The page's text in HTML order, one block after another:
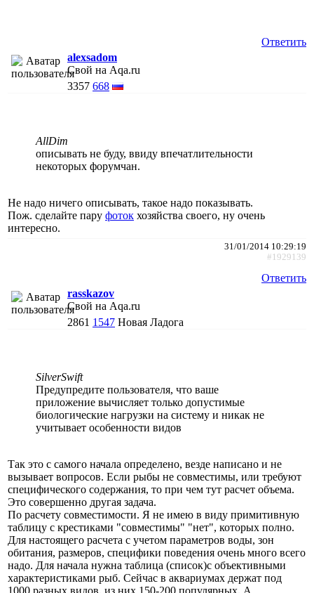
Ответить
alexsadom
Свой на Aqa.ru
3357 668
AllDim
описывать не буду, ввиду впечатлительности
некоторых форумчан.
Не надо ничего описывать, такое надо показывать.
Пож. сделайте пару фоток хозяйства своего, ну очень
интересно.
31/01/2014 10:29:19
#1929139
Ответить
rasskazov
Свой на Aqa.ru
2861 1547 Новая Ладога
SilverSwift
Предупредите пользователя, что ваше
приложение вычисляет только допустимые
биологические нагрузки на систему и никак не
учитывает особенности видов
Так это с самого начала определено, везде написано и не
вызывает вопросов. Если рыбы не совместимы, или требуют
специфического содержания, то при чем тут расчет объема.
Это совершенно другая задача.
По расчету совместимости. Я не имею в виду примитивную
таблицу с крестиками "совместимы" "нет", которых полно.
Для настоящего расчета с учетом параметров воды, зон
обитания, размеров, специфики поведения очень много всего
надо. Для начала нужна таблица (список)с объективными
характеристиками рыб. Сейчас в аквариумах держат под
1000 разных видов, из них 150-200 популярных. А